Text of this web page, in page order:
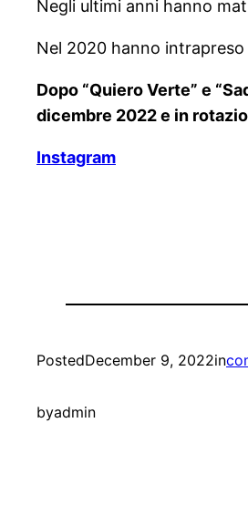
Negli ultimi anni hanno
Nel 2020 hanno
Dopo “Quiero Verte” e
dicembre 2022 e in
Instagram
PostedDecember 9, 2022in
byadmin